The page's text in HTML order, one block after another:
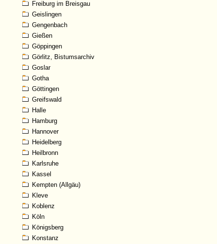
Freiburg im Breisgau
Geislingen
Gengenbach
Gießen
Göppingen
Görlitz, Bistumsarchiv
Goslar
Gotha
Göttingen
Greifswald
Halle
Hamburg
Hannover
Heidelberg
Heilbronn
Karlsruhe
Kassel
Kempten (Allgäu)
Kleve
Koblenz
Köln
Königsberg
Konstanz